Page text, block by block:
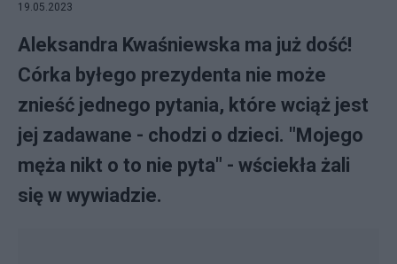
19.05.2023
Aleksandra Kwaśniewska ma już dość!
Córka byłego prezydenta nie może
znieść jednego pytania, które wciąż jest
jej zadawane - chodzi o dzieci. "Mojego
męża nikt o to nie pyta" - wściekła żali
się w wywiadzie.